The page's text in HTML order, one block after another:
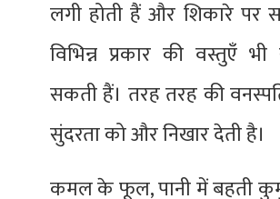
लगी होती हैं और शिकारे पर
विभिन्न प्रकार की वस्तुएँ
सकती हैं। तरह तरह की
सुंदरता को और निखार देती है।
कमल के फूल, पानी में बहती